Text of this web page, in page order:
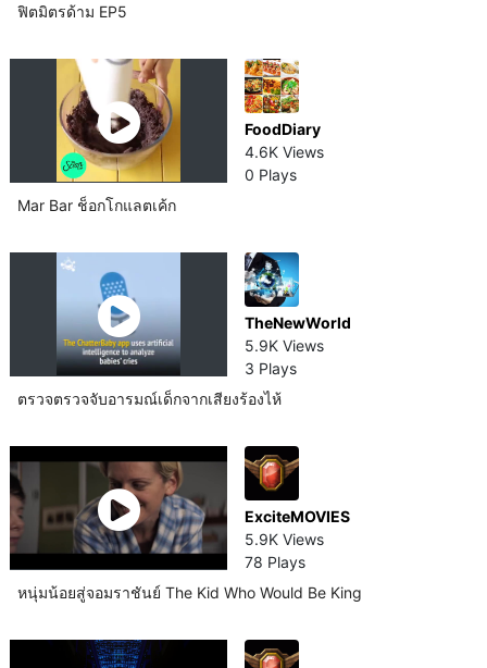
ฟิตมิตรด้าม EP5
FoodDiary
4.6K Views
0 Plays
Mar Bar ช็อกโกแลต​เค้ก
TheNewWorld
5.9K Views
3 Plays
ตรวจตรวจจับอารมณ์​เด็กจากเสียงร้องไห้
ExciteMOVIES
5.9K Views
78 Plays
หนุ่มน้อยสู่จอมราชันย์ The Kid Who Would Be King